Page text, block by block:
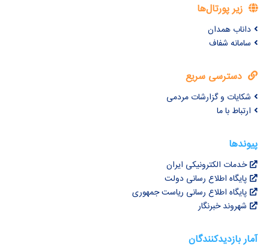
زیر پورتال‌ها
داناب همدان
سامانه شفاف
دسترسی سریع
شکایات و گزارشات مردمی
ارتباط با ما
پیوندها
خدمات الکترونیکی ایران
پایگاه اطلاع رسانی دولت
پایگاه اطلاع رسانی ریاست جمهوری
شهروند خبرنگار
آمار بازدیدکنندگان